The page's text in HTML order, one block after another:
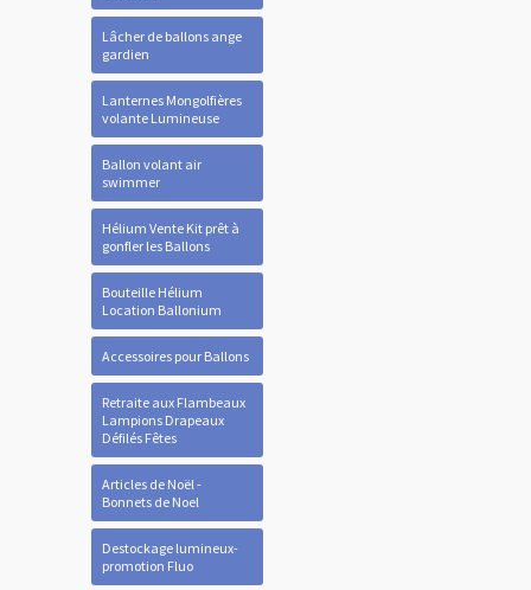
Lâcher de ballons ange
gardien
Lanternes Mongolfières
volante Lumineuse
Ballon volant air
swimmer
Hélium Vente Kit prêt à
gonfler les Ballons
Bouteille Hélium
Location Ballonium
Accessoires pour Ballons
Retraite aux Flambeaux
Lampions Drapeaux
Défilés Fêtes
Articles de Noël -
Bonnets de Noel
Destockage lumineux-
promotion Fluo